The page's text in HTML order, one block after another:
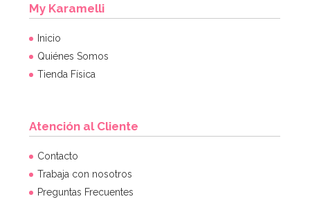
Molde Great Impressions Shoes 2
My Karamelli
Inicio
Quiénes Somos
Tienda Física
Atención al Cliente
Contacto
Trabaja con nosotros
Preguntas Frecuentes